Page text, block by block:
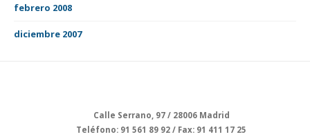
febrero 2008
diciembre 2007
Calle Serrano, 97 / 28006 Madrid
Teléfono: 91 561 89 92 / Fax: 91 411 17 25